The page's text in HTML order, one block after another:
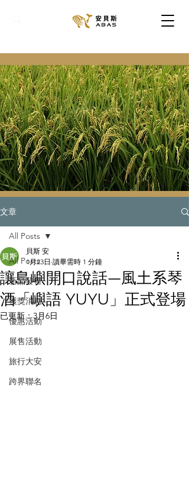
文章
All Posts
新品發售
獲獎消息
優惠活動
展售活動
旅行大安
跨界聯名
All Posts
讓島嶼開口說話—風土系琴
酒「嶼語 YUYU」正式登場
貝斯 安
1月23日 讀畢需時 1 分鐘
已更新：3月6日